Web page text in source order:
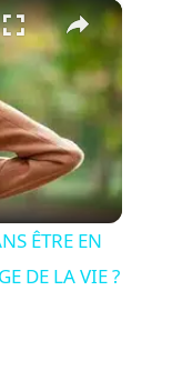
×
ÊTRE EN
DE LA VIE ?